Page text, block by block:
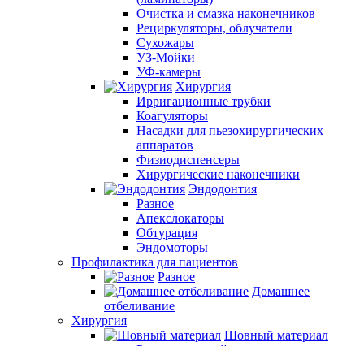
Очистка и смазка наконечников
Рециркуляторы, облучатели
Сухожары
УЗ-Мойки
УФ-камеры
Хирургия
Ирригационные трубки
Коагуляторы
Насадки для пьезохирургических
аппаратов
Физиодиспенсеры
Хирургические наконечники
Эндодонтия
Разное
Апекслокаторы
Обтурация
Эндомоторы
Профилактика для пациентов
Разное
Домашнее
отбеливание
Хирургия
Шовный материал